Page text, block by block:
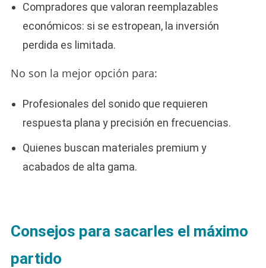
Compradores que valoran reemplazables
económicos: si se estropean, la inversión
perdida es limitada.
No son la mejor opción para:
Profesionales del sonido que requieren
respuesta plana y precisión en frecuencias.
Quienes buscan materiales premium y
acabados de alta gama.
Consejos para sacarles el máximo
partido